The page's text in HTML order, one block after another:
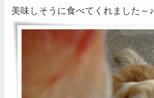
美味しそうに食べてくれました～♪